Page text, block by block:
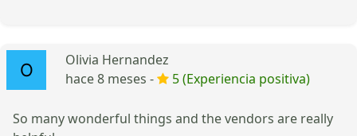
Olivia Hernandez
hace 8 meses -
5 (Experiencia positiva)
So many wonderful things and the vendors are really